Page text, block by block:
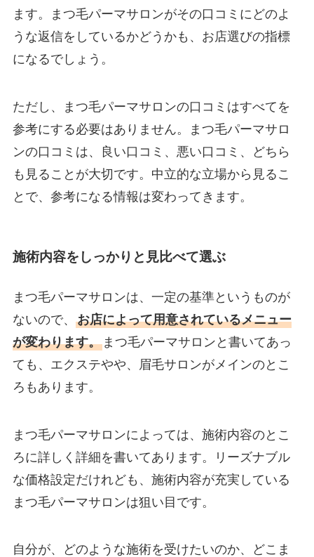
ます。まつ毛パーマサロンがその口コミにどのよ
うな返信をしているかどうかも、お店選びの指標
になるでしょう。
ただし、まつ毛パーマサロンの口コミはすべてを
参考にする必要はありません。まつ毛パーマサロ
ンの口コミは、良い口コミ、悪い口コミ、どちら
も見ることが大切です。中立的な立場から見るこ
とで、参考になる情報は変わってきます。
施術内容をしっかりと見比べて選ぶ
まつ毛パーマサロンは、一定の基準というものが
ないので、 お店によって用意されているメニュー
が変わります。まつ毛パーマサロンと書いてあっ
ても、エクステやや、眉毛サロンがメインのとこ
ろもあります。
まつ毛パーマサロンによっては、施術内容のとこ
ろに詳しく詳細を書いてあります。リーズナブル
な価格設定だけれども、施術内容が充実している
まつ毛パーマサロンは狙い目です。
自分が、どのような施術を受けたいのか、どこま